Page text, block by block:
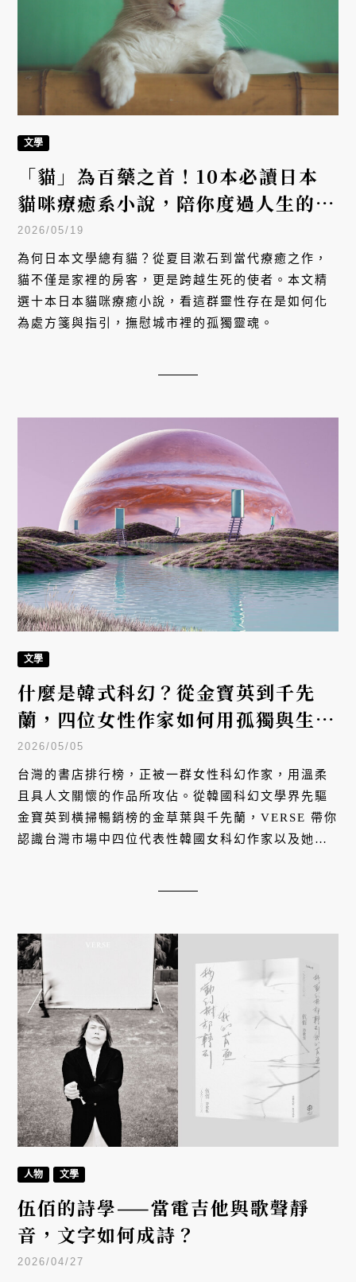
文學
「貓」為百藥之首！10本必讀日本
貓咪療癒系小說，陪你度過人生的失
重時刻
2026/05/19
為何日本文學總有貓？從夏目漱石到當代療癒之作，
貓不僅是家裡的房客，更是跨越生死的使者。本文精
選十本日本貓咪療癒小說，看這群靈性存在是如何化
為處方箋與指引，撫慰城市裡的孤獨靈魂。
文學
什麼是韓式科幻？從金寶英到千先
蘭，四位女性作家如何用孤獨與生態
重新定義科幻小說
2026/05/05
台灣的書店排行榜，正被一群女性科幻作家，用溫柔
且具人文關懷的作品所攻佔。從韓國科幻文學界先驅
金寶英到橫掃暢銷榜的金草葉與千先蘭，VERSE 帶你
認識台灣市場中四位代表性韓國女科幻作家以及她們
人物 文學
伍佰的詩學——當電吉他與歌聲靜
音，文字如何成詩？
2026/04/27